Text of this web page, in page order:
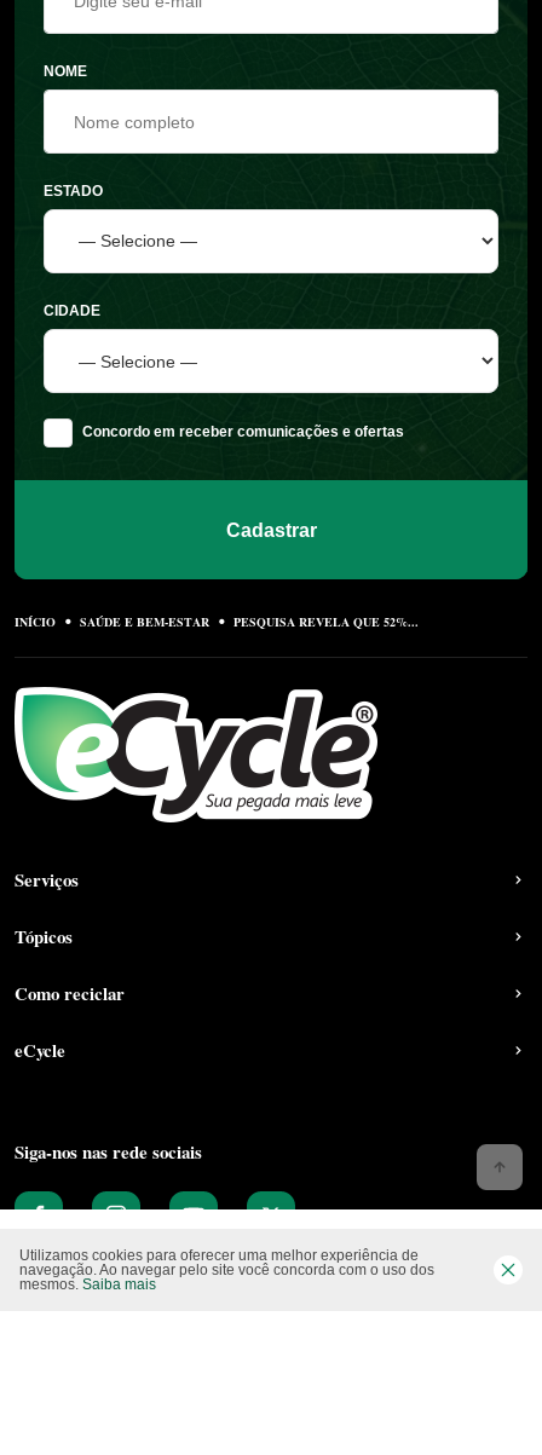
NOME
ESTADO
CIDADE
Concordo em receber comunicações e ofertas
Cadastrar
INÍCIO SAÚDE E BEM-ESTAR PESQUISA REVELA QUE 52%...
Serviços
Tópicos
Como reciclar
eCycle
Siga-nos nas rede sociais
Utilizamos cookies para oferecer uma melhor experiência de
navegação. Ao navegar pelo site você concorda com o uso dos
mesmos. Saiba mais